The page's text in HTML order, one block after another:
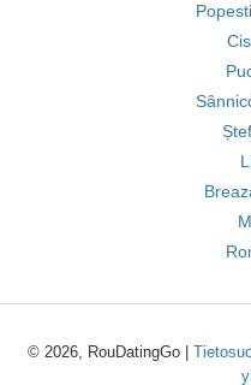
© 2026, RouDatingGo |